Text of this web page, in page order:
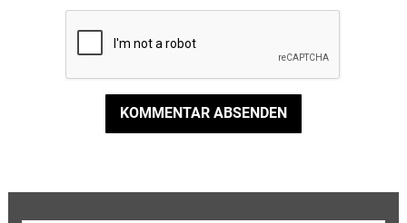
KOMMENTAR ABSENDEN